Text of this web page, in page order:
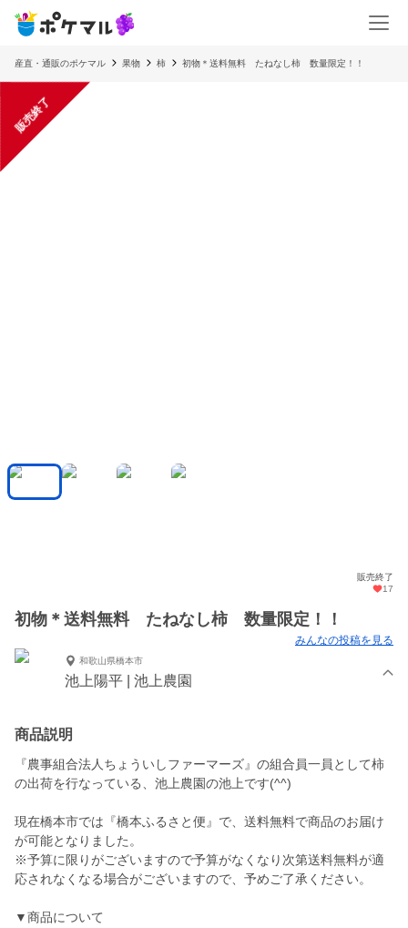
産直・通販のポケマル 果物 柿 初物＊送料無料 たねなし柿 数量限定！！
販売終了
販売終了
17
初物＊送料無料 たねなし柿 数量限定！！
みんなの投稿を見る
和歌山県橋本市
池上陽平 | 池上農園
商品説明
『農事組合法人ちょういしファーマーズ』の組合員一員として柿
の出荷を行なっている、池上農園の池上です(^^)
現在橋本市では『橋本ふるさと便』で、送料無料で商品のお届け
が可能となりました。
※予算に限りがございますので予算がなくなり次第送料無料が適
応されなくなる場合がございますので、予めご了承ください。
▼商品について